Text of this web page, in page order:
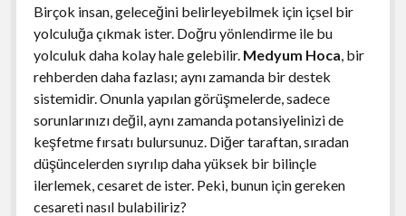
Birçok insan, geleceğini belirleyebilmek için içsel bir
yolculuğa çıkmak ister. Doğru yönlendirme ile bu
yolculuk daha kolay hale gelebilir. Medyum Hoca, bir
rehberden daha fazlası; aynı zamanda bir destek
sistemidir. Onunla yapılan görüşmelerde, sadece
sorunlarınızı değil, aynı zamanda potansiyelinizi de
keşfetme fırsatı bulursunuz. Diğer taraftan, sıradan
düşüncelerden sıyrılıp daha yüksek bir bilinçle
ilerlemek, cesaret de ister. Peki, bunun için gereken
cesareti nasıl bulabiliriz?